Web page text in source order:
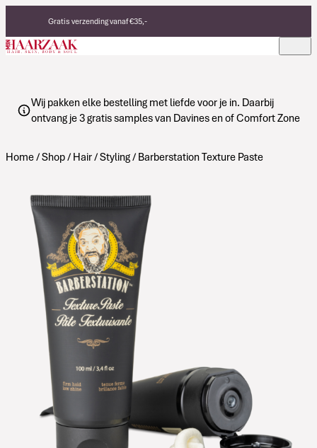
Gratis verzending vanaf €35,-
Eerlijke, duurzame producten
Made in Italy
Wij pakken elke bestelling met liefde voor je in. Daarbij
ontvang je 3 gratis samples van Davines en of Comfort Zone
Home/Shop/ Hair/Styling/ Barberstation Texture Paste